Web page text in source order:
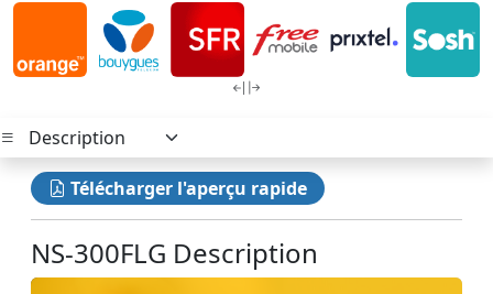
Télécharger l'aperçu rapide
NS-300FLG Description